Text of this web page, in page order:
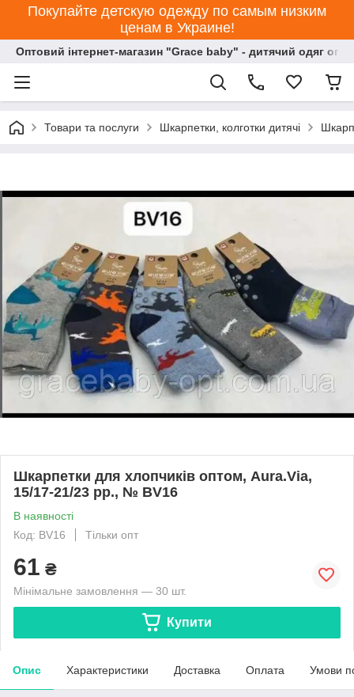
Покупайте детскую одежду по самым низким
ценам в Украине!
Оптовий інтернет-магазин "Grace baby" - дитячий одяг
Товари та послуги Шкарпетки, колготки дитячі
Шкарпетки для хлопчиків оптом, Aura.Via,
15/17-21/23 рр., № BV16
В наявності
Код: BV16
Тільки опт
61 ₴
Мінімальне замовлення — 30 шт.
Купити
Опис Характеристики Доставка Оплата Умови